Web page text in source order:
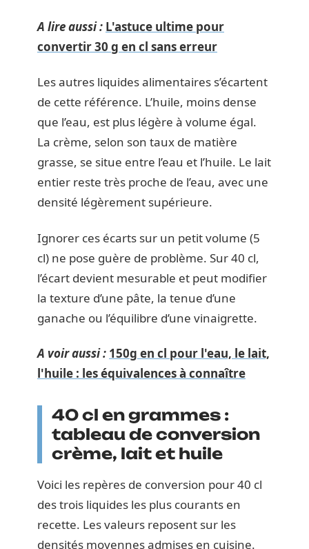
A lire aussi : L'astuce ultime pour
convertir 30 g en cl sans erreur
Les autres liquides alimentaires s’écartent
de cette référence. L’huile, moins dense
que l’eau, est plus légère à volume égal.
La crème, selon son taux de matière
grasse, se situe entre l’eau et l’huile. Le lait
entier reste très proche de l’eau, avec une
densité légèrement supérieure.
Ignorer ces écarts sur un petit volume (5
cl) ne pose guère de problème. Sur 40 cl,
l’écart devient mesurable et peut modifier
la texture d’une pâte, la tenue d’une
ganache ou l’équilibre d’une vinaigrette.
A voir aussi : 150g en cl pour l'eau, le lait,
l'huile : les équivalences à connaître
40 cl en grammes :
tableau de conversion
crème, lait et huile
Voici les repères de conversion pour 40 cl
des trois liquides les plus courants en
recette. Les valeurs reposent sur les
densités moyennes admises en cuisine.